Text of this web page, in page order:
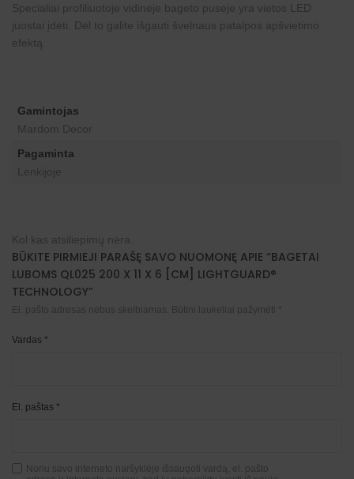
Specialiai profiliuotoje vidinėje bageto pusėje yra vietos LED
juostai įdėti. Dėl to galite išgauti švelnaus patalpos apšvietimo
efektą.
Gamintojas
Mardom Decor
Pagaminta
Kol kas atsiliepimų nėra.
BŪKITE PIRMIEJI PARAŠĘ SAVO NUOMONĘ APIE “BAGETAI
LUBOMS QL025 200 X 11 X 6 [CM] LIGHTGUARD®
TECHNOLOGY”
El. pašto adresas nebus skelbiamas. Būtini laukeliai pažymėti
Vardas *
El. paštas *
Noriu savo interneto naršyklėje išsaugoti vardą, el. pašto